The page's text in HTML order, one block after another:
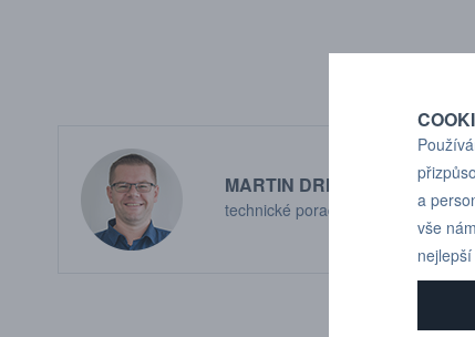
MARTIN DRHOLEC
technické poradenství
a
vše